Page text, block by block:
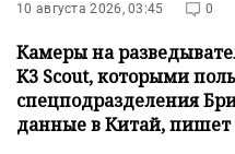
10 августа 2026, 03:45 0
Камеры на
K3 Scout, которыми
спецподразделения
данные в Китай, пишет